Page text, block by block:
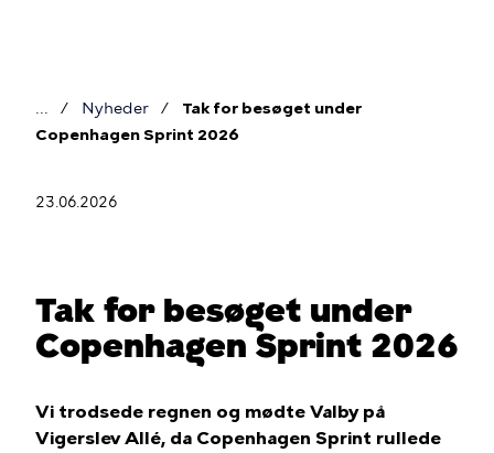
Brødkrumme
Nyheder
Tak for besøget under
Copenhagen Sprint 2026
23.06.2026
Tak for besøget under
Copenhagen Sprint 2026
Vi trodsede regnen og mødte Valby på
Vigerslev Allé, da Copenhagen Sprint rullede